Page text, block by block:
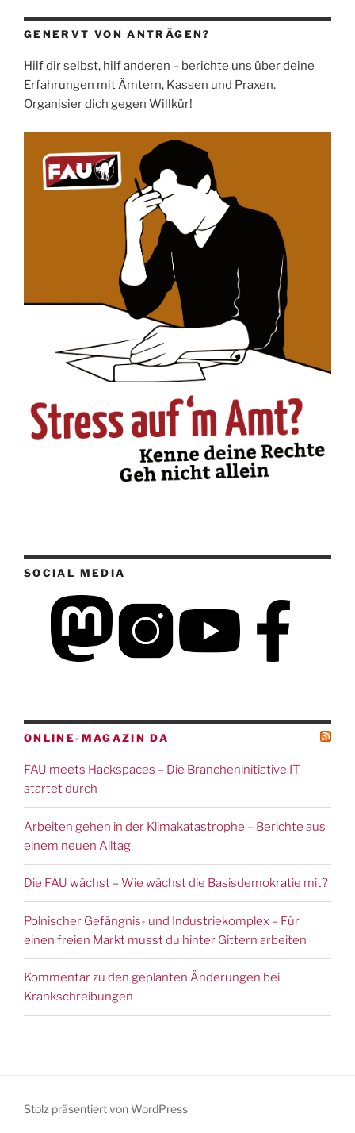
GENERVT VON ANTRÄGEN?
Hilf dir selbst, hilf anderen – berichte uns über deine
Erfahrungen mit Ämtern, Kassen und Praxen.
Organisier dich gegen Willkür!
SOCIAL MEDIA
ONLINE-MAGAZIN DA
FAU meets Hackspaces – Die Brancheninitiative IT
startet durch
Arbeiten gehen in der Klimakatastrophe – Berichte aus
einem neuen Alltag
Die FAU wächst – Wie wächst die Basisdemokratie mit?
Polnischer Gefängnis- und Industriekomplex – Für
einen freien Markt musst du hinter Gittern arbeiten
Kommentar zu den geplanten Änderungen bei
Krankschreibungen
Stolz präsentiert von WordPress